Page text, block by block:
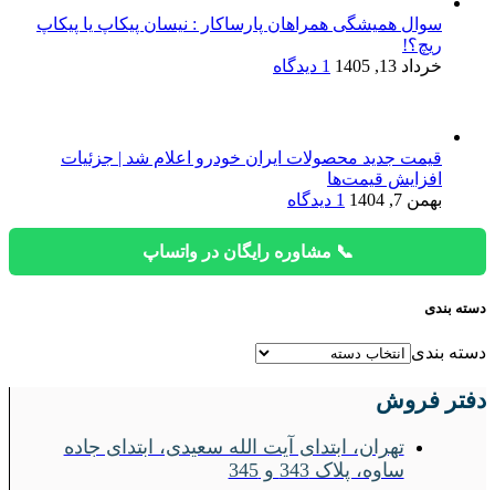
سوال همیشگی همراهان پارساکار : نیسان پیکاپ یا پیکاپ
ریچ؟!
خرداد 13, 1405
1 دیدگاه
قیمت جدید محصولات ایران خودرو اعلام شد | جزئیات
افزایش قیمت‌ها
بهمن 7, 1404
1 دیدگاه
📞 مشاوره رایگان در واتساپ
دسته بندی
دسته بندی
دفتر فروش
تهران، ابتدای آیت الله سعیدی، ابتدای جاده
ساوه، پلاک 343 و 345